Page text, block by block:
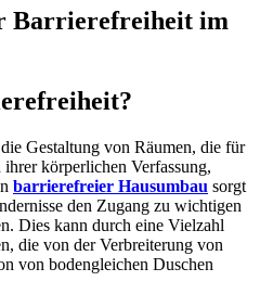
Barrierefreiheit im
Gestaltung von Räumen, die für
körperlichen Verfassung,
barrierefreier Hausumbau sorgt
den Zugang zu wichtigen
Dies kann durch eine Vielzahl
die von der Verbreiterung von
von bodengleichen Duschen